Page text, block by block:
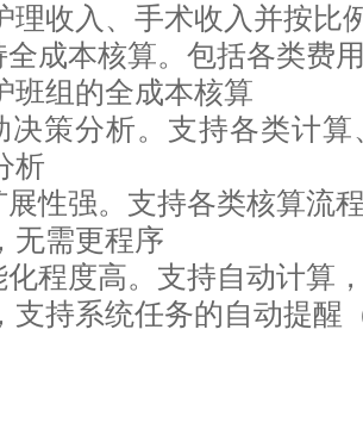
理收入、手术收入并按比
全成本核算。包括各类费
班组的全成本核算
决策分析。支持各类计
析
展性强。支持各类核算流
无需更程序
化程度高。支持自动计算
支持系统任务的自动提醒